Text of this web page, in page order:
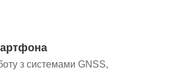
з системами GNSS,